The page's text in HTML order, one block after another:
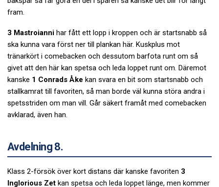
fram.
3 Mastroianni har fått ett lopp i kroppen och är startsnabb så
ska kunna vara först ner till plankan här. Kuskplus mot
tränarkört i comebacken och dessutom barfota runt om så
givet att den här kan spetsa och leda loppet runt om. Däremot
kanske 1 Conrads Åke kan svara en bit som startsnabb och
stallkamrat till favoriten, så man borde väl kunna störa andra i
spetsstriden om man vill. Går säkert framåt med comebacken
avklarad, även han.
Avdelning 8.
Klass 2-försök över kort distans där kanske favoriten 3
Inglorious Zet kan spetsa och leda loppet länge, men kommer